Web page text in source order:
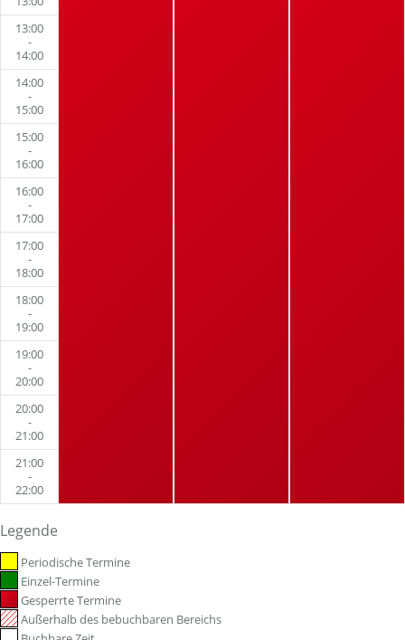
13:00
-
14:00
14:00
-
15:00
15:00
-
16:00
16:00
-
17:00
17:00
-
18:00
18:00
-
19:00
19:00
-
20:00
20:00
-
21:00
21:00
-
22:00
Legende
Periodische Termine
Einzel-Termine
Gesperrte Termine
Außerhalb des bebuchbaren Bereichs